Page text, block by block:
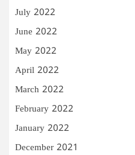
July 2022
June 2022
May 2022
April 2022
March 2022
February 2022
January 2022
December 2021